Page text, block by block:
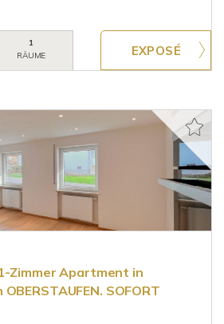
1
RÄUME
1-Zimmer Apartment in
SOFORT